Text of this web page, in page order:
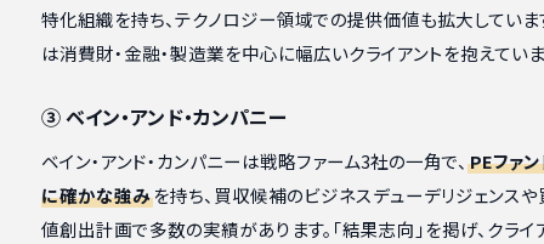
特化組織を持ち、テクノロジー領域での提供価値も拡大していま
は消費財・金融・製造業を中心に幅広いクライアントを抱えていま
③ ベイン・アンド・カンパニー
ベイン・アンド・カンパニーは戦略ファーム3社の一角で、 PEファ
に確かな強みを持ち、買収候補のビジネスデューデリジェンス
値創出計画で多数の実績があります。「結果志向」を掲げ、クライ